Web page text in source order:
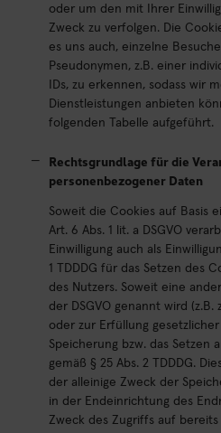
oder um den mit Ihrer
Zweck zu verfolgen. Die
es uns auch, einzelne
Pseudonymen, z.B. einer
IDs, zu erkennen, sodass wir
Dienstleistungen anbieten
folgenden Tabelle aufgeführt.
Rechtsgrundlage für die
personenbezogener Daten
Soweit die Cookies auf Basis
Art. 6 Abs. 1 lit. a DSGVO
Einwilligung auch als
1 TDDDG für das Setzen des
des Nutzers. Soweit eine
der DSGVO genannt wird (z.B.
oder zur Erfüllung
Speicherung bzw. das Setzen
gemäß § 25 Abs. 2 TDDDG.
der alleinige Zweck der
in der Endeinrichtung des
Zweck des Zugriffs auf